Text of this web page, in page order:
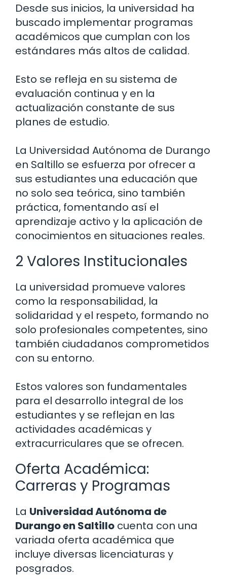
Desde sus inicios, la universidad ha
buscado implementar programas
académicos que cumplan con los
estándares más altos de calidad.
Esto se refleja en su sistema de
evaluación continua y en la
actualización constante de sus
planes de estudio.
La Universidad Autónoma de Durango
en Saltillo se esfuerza por ofrecer a
sus estudiantes una educación que
no solo sea teórica, sino también
práctica, fomentando así el
aprendizaje activo y la aplicación de
conocimientos en situaciones reales.
2 Valores Institucionales
La universidad promueve valores
como la responsabilidad, la
solidaridad y el respeto, formando no
solo profesionales competentes, sino
también ciudadanos comprometidos
con su entorno.
Estos valores son fundamentales
para el desarrollo integral de los
estudiantes y se reflejan en las
actividades académicas y
extracurriculares que se ofrecen.
Oferta Académica:
Carreras y Programas
La Universidad Autónoma de
Durango en Saltillo cuenta con una
variada oferta académica que
incluye diversas licenciaturas y
posgrados.